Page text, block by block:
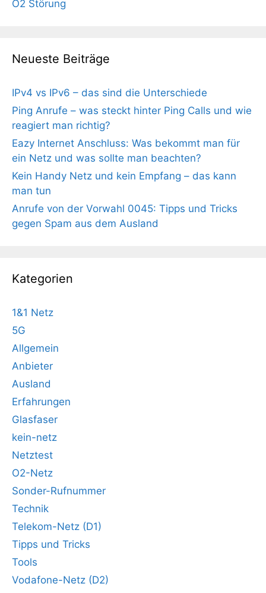
O2 Störung
Neueste Beiträge
IPv4 vs IPv6 – das sind die Unterschiede
Ping Anrufe – was steckt hinter Ping Calls und wie
reagiert man richtig?
Eazy Internet Anschluss: Was bekommt man für
ein Netz und was sollte man beachten?
Kein Handy Netz und kein Empfang – das kann
man tun
Anrufe von der Vorwahl 0045: Tipps und Tricks
gegen Spam aus dem Ausland
Kategorien
1&1 Netz
5G
Allgemein
Anbieter
Ausland
Erfahrungen
Glasfaser
kein-netz
Netztest
O2-Netz
Sonder-Rufnummer
Technik
Telekom-Netz (D1)
Tipps und Tricks
Tools
Vodafone-Netz (D2)